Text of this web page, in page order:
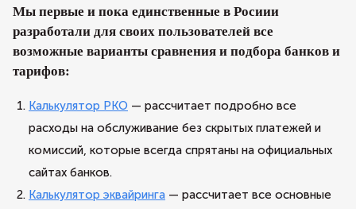
Мы первые и пока единственные в Росиии
разработали для своих пользователей все
возможные варианты сравнения и подбора банков и
тарифов:
Калькулятор РКО — рассчитает подробно все
расходы на обслуживание без скрытых платежей и
комиссий, которые всегда спрятаны на официальных
сайтах банков.
Калькулятор эквайринга — рассчитает все основные